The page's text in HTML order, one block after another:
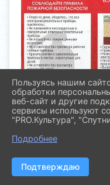
Причины пожаров
– Неосторожное
Пользуясь нашим
обработки
веб-сайт и другие
сервисы используют
"PRO.Культура",
Подробнее
Подтверждаю